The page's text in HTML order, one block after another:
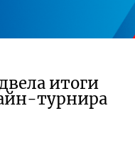
итоги
турнира